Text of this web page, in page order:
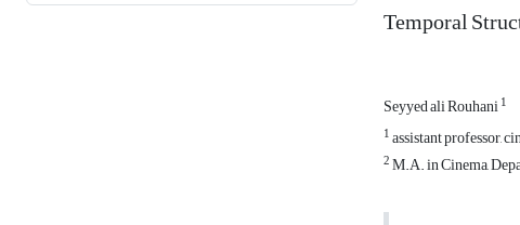
Temporal
Seyyed ali Rouhani1
1assistant professor,
2M.A. in Cinema,